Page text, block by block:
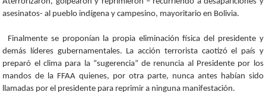
asesinatos- al pueblo indígena y campesino, mayoritario en Bolivia.
Finalmente se proponían la propia eliminación física del presidente y
demás líderes gubernamentales. La acción terrorista caotizó el país y
preparó el clima para la “sugerencia” de renuncia al Presidente por los
mandos de la FFAA quienes, por otra parte, nunca antes habían sido
llamadas por el presidente para reprimir a ninguna manifestación.